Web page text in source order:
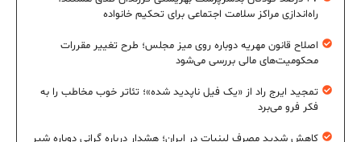
راه‌اندازی مراکز سلامت اجتماعی برای تحکیم خانواده
اصلاح قانون مهریه دوباره روی میز مجلس؛ طرح تغییر مقررات
محکومیت‌های مالی بررسی می‌شود
تمجید ایرج راد از «یک فیل ناپدید شده»؛ تئاتر خوب مخاطب را به
فکر فرو می‌برد
کاهش شدید مصرف لبنیات در ایران؛ هشدار درباره گرانی دوباره شیر